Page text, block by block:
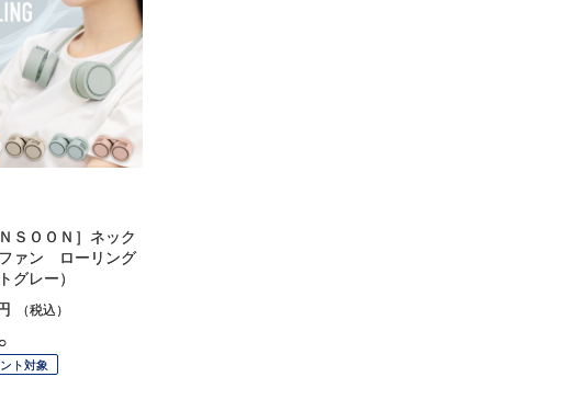
ＮＳＯＯＮ］ネック
ァン ローリング
グレー）
（税込）
ト対象